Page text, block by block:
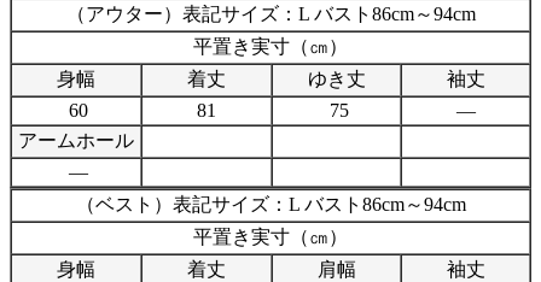
（アウター）表記サイズ：L バスト86cm～94cm
平置き実寸（㎝）
身幅
着丈 ゆき丈
袖丈
60
81 75
—
アームホール
—
（ベスト）表記サイズ：L バスト86cm～94cm
平置き実寸（㎝）
身幅
着丈 肩幅
袖丈